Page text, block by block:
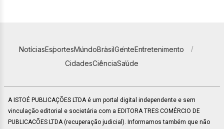
NotíciasEsportesMundoBrasilGenteEntretenimento
CidadesCiênciaSaúde
A ISTOÉ PUBLICAÇÕES LTDA é um portal digital independente e sem
vinculação editorial e societária com a EDITORA TRES COMÉRCIO DE
PUBLICACÕES LTDA (recuperação judicial). Informamos também que não